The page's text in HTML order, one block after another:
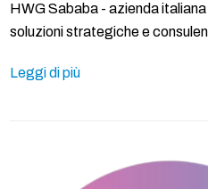
HWG Sababa - azienda
soluzioni strategiche e
Leggi di più